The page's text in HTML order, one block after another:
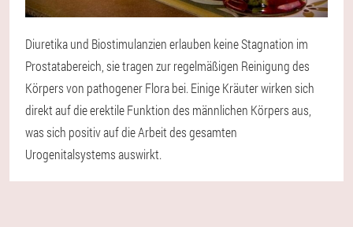
Diuretika und Biostimulanzien erlauben keine Stagnation im
Prostatabereich, sie tragen zur regelmäßigen Reinigung des
Körpers von pathogener Flora bei. Einige Kräuter wirken sich
direkt auf die erektile Funktion des männlichen Körpers aus,
was sich positiv auf die Arbeit des gesamten
Urogenitalsystems auswirkt.